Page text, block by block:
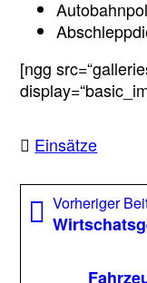
[ngg
Einsätze
Vorheriger